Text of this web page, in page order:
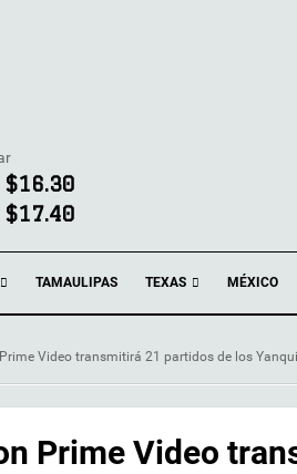
$16.30
$17.40
TAMAULIPAS TEXAS MÉXICO
Video transmitirá 21 partidos de los
Prime Video